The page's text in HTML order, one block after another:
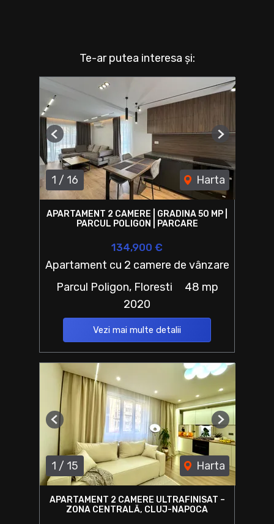
Te-ar putea interesa și:
1 / 16 Harta
Previous Next
APARTAMENT 2 CAMERE | GRADINA 50 MP |
PARCUL POLIGON | PARCARE
134,900 €
Apartament cu 2 camere de vânzare
Parcul Poligon, Floresti
48 mp
2020
Vezi mai multe detalii
1 / 15 Harta
Previous Next
APARTAMENT 2 CAMERE ULTRAFINISAT –
ZONA CENTRALĂ, CLUJ-NAPOCA